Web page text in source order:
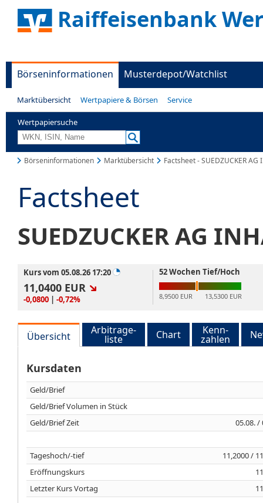
Raiffeisenbank
Börseninformationen Musterdepot/Watchlist
Marktübersicht Wertpapiere & Börsen Service
Wertpapiersuche
Börseninformationen Marktübersicht Factsheet - SUEDZUCKER AG
Factsheet
SUEDZUCKER AG
Kurs vom 05.08.26 17:20
11,0400 EUR
-0,0800 | -0,72%
52 Wochen Tief/Hoch
8,9500 EUR 13,5300 EUR
Übersicht Arbitrage-
liste Chart Kenn-
zahlen
Kursdaten
Geld/Brief
Geld/Brief Volumen in Stück
Geld/Brief Zeit
05.08. /
Tageshoch/-tief
11,2000 /
Eröffnungskurs
Letzter Kurs Vortag